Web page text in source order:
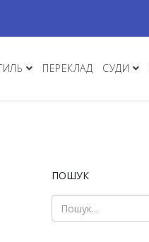
ПЕРЕКЛАД СУДИ
ПОШУК